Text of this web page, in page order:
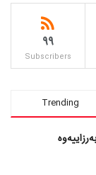
99
Subscribers
Trending